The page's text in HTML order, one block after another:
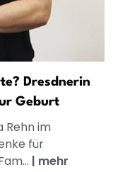
Dresdnerin
Geburt
Rehn im
für
| mehr